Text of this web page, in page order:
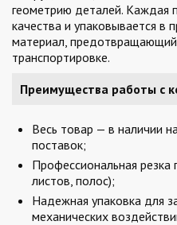
геометрию деталей. Каждая
качества и упаковывается в
материал,
транспортировке.
Преимущества работы с
Весь товар — в наличии
поставок;
Профессиональная
листов, полос);
Надежная упаковка для
механических